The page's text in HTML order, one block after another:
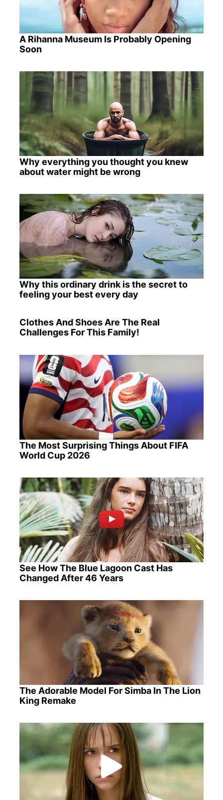
A Rihanna Museum Is Probably Opening
Soon
Why everything you thought you knew
about water might be wrong
Why this ordinary drink is the secret to
feeling your best every day
Clothes And Shoes Are The Real
Challenges For This Family!
The Most Surprising Things About FIFA
World Cup 2026
See How The Blue Lagoon Cast Has
Changed After 46 Years
The Adorable Model For Simba In The Lion
King Remake